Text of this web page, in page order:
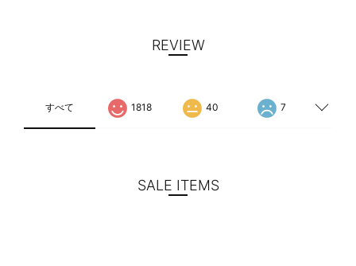
REVIEW
すべて 1818 40 7
SALE ITEMS